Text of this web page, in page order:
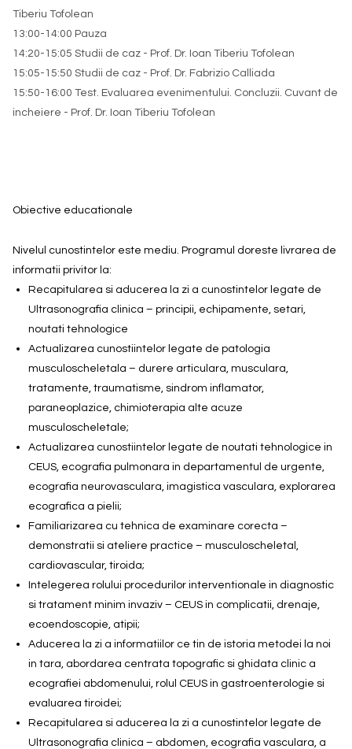
Tiberiu Tofolean
13:00-14:00 Pauza
14:20-15:05 Studii de caz - Prof. Dr. Ioan Tiberiu Tofolean
15:05-15:50 Studii de caz - Prof. Dr. Fabrizio Calliada
15:50-16:00 Test. Evaluarea evenimentului. Concluzii. Cuvant de
incheiere - Prof. Dr. Ioan Tiberiu Tofolean
Obiective educationale
Nivelul cunostintelor este mediu. Programul doreste livrarea de
informatii privitor la:
Recapitularea si aducerea la zi a cunostintelor legate de
Ultrasonografia clinica – principii, echipamente, setari,
noutati tehnologice
Actualizarea cunostiintelor legate de patologia
musculoscheletala – durere articulara, musculara,
tratamente, traumatisme, sindrom inflamator,
paraneoplazice, chimioterapia alte acuze
musculoscheletale;
Actualizarea cunostiintelor legate de noutati tehnologice in
CEUS, ecografia pulmonara in departamentul de urgente,
ecografia neurovasculara, imagistica vasculara, explorarea
ecografica a pielii;
Familiarizarea cu tehnica de examinare corecta –
demonstratii si ateliere practice – musculoscheletal,
cardiovascular, tiroida;
Intelegerea rolului procedurilor interventionale in diagnostic
si tratament minim invaziv – CEUS in complicatii, drenaje,
ecoendoscopie, atipii;
Aducerea la zi a informatiilor ce tin de istoria metodei la noi
in tara, abordarea centrata topografic si ghidata clinic a
ecografiei abdomenului, rolul CEUS in gastroenterologie si
evaluarea tiroidei;
Recapitularea si aducerea la zi a cunostintelor legate de
Ultrasonografia clinica – abdomen, ecografia vasculara, a